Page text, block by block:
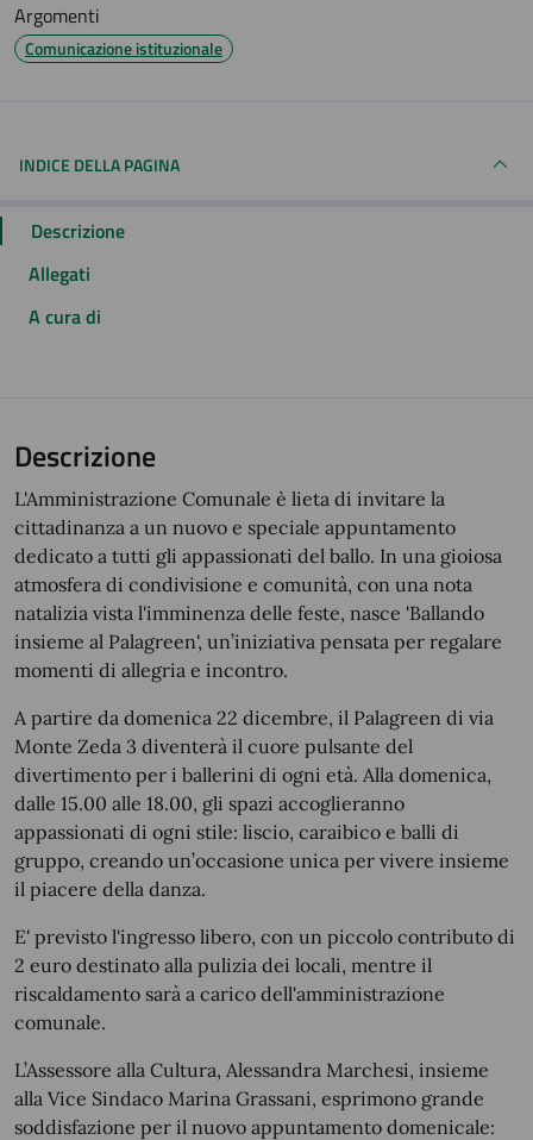
Argomenti
Comunicazione istituzionale
INDICE DELLA PAGINA
Descrizione
Allegati
A cura di
Descrizione
L'Amministrazione Comunale è lieta di invitare la
cittadinanza a un nuovo e speciale appuntamento
dedicato a tutti gli appassionati del ballo. In una gioiosa
atmosfera di condivisione e comunità, con una nota
natalizia vista l'imminenza delle feste, nasce 'Ballando
insieme al Palagreen', un’iniziativa pensata per regalare
momenti di allegria e incontro.
A partire da domenica 22 dicembre, il Palagreen di via
Monte Zeda 3 diventerà il cuore pulsante del
divertimento per i ballerini di ogni età. Alla domenica,
dalle 15.00 alle 18.00, gli spazi accoglieranno
appassionati di ogni stile: liscio, caraibico e balli di
gruppo, creando un’occasione unica per vivere insieme
il piacere della danza.
E' previsto l'ingresso libero, con un piccolo contributo di
2 euro destinato alla pulizia dei locali, mentre il
riscaldamento sarà a carico dell'amministrazione
comunale.
L’Assessore alla Cultura, Alessandra Marchesi, insieme
alla Vice Sindaco Marina Grassani, esprimono grande
soddisfazione per il nuovo appuntamento domenicale: